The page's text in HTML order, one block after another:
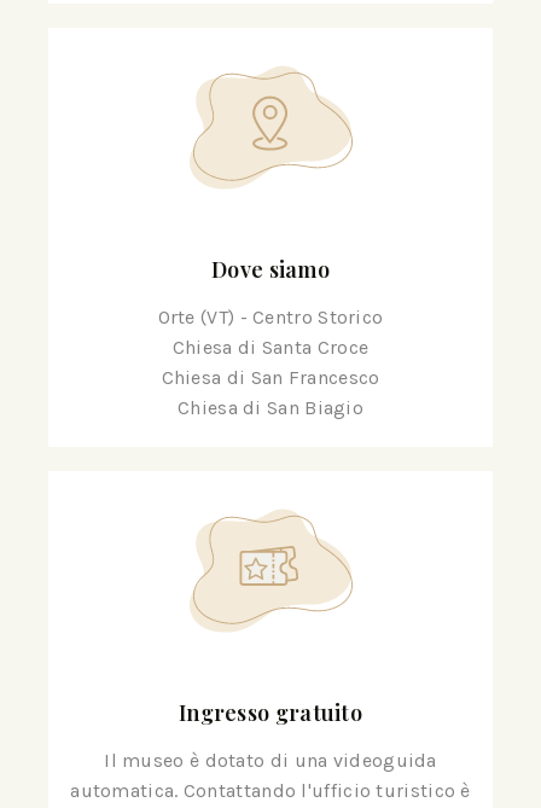
Dove siamo
Orte (VT) - Centro Storico
Chiesa di Santa Croce
Chiesa di San Francesco
Chiesa di San Biagio
Ingresso gratuito
Il museo è dotato di una videoguida
automatica. Contattando l'ufficio turistico è